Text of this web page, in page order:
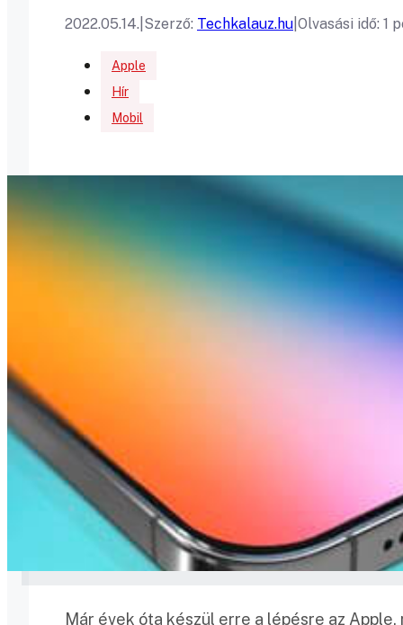
2022.05.14. Szerző: Techkalauz.hu Olvasási idő: 1
Apple
Hír
Mobil
Már évek óta készül erre a lépésre az